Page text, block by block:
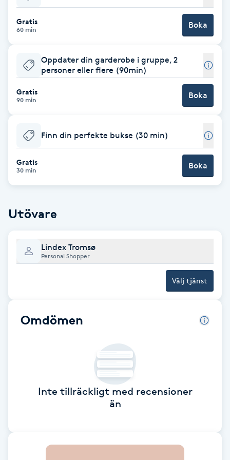
Babylights
Balayage
Bambumassage
Barber
Barnklippning
BIAB
Bottenfärg
Brynformning
Color correction
Gratis
60 min Boka
Oppdater din garderobe i gruppe, 2
personer eller flere (90min)
Gratis
90 min Boka
Finn din perfekte bukse (30 min)
Gratis
30 min Boka
Utövare
Lindex Tromsø
Personal Shopper
Välj tjänst
Omdömen
Inte tillräckligt med recensioner
än